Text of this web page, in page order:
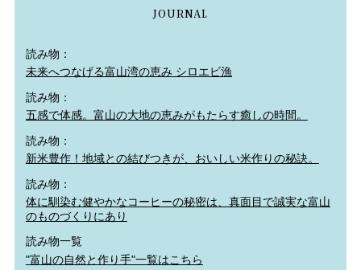
JOURNAL
読み物：
未来へつなげる富山湾の恵み シロエビ漁
読み物：
五感で体感。富山の大地の恵みがもたらす癒しの時間。
読み物：
新米豊作！地域との結びつきが、おいしい米作りの秘訣。
読み物：
体に馴染む健やかなコーヒーの秘密は、真面目で誠実な富山
のものづくりにあり
読み物一覧
"富山の自然と作り手"一覧はこちら